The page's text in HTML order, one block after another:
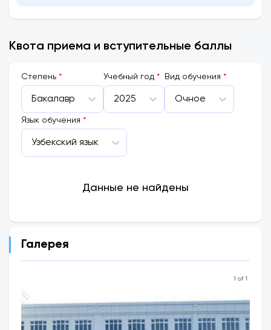
Квота приема и вступительные баллы
Cтепень *
Бакалавр
Учебный год *
2025
Вид обучения *
Очное
Язык обучения *
Узбекский язык
Данные не найдены
Галерея
1 of 1